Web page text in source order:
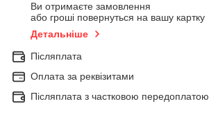
Ви отримаєте замовлення
або гроші повернуться на вашу картку
Детальніше
Післяплата
Оплата за реквізитами
Післяплата з частковою передоплатою